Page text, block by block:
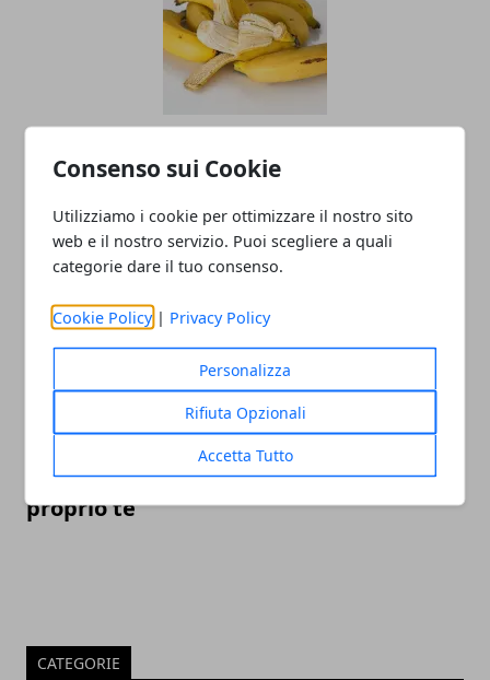
Consenso sui Cookie
Utilizziamo i cookie per ottimizzare il nostro sito
web e il nostro servizio. Puoi scegliere a quali
categorie dare il tuo consenso.
Cookie Policy | Privacy Policy
Personalizza
Rifiuta Opzionali
Accetta Tutto
avocado: perché non dovresti ignorare
la pulizia
Come tenere lontane le zanzare: il ruolo
della dieta e le ragioni per cui pungono
proprio te
CATEGORIE